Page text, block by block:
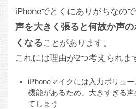
iPhoneでとくにありがちなの
声を大きく張ると何故か声
くなることがあります。
これには理由が2つ考えられま
iPhoneマイクには入力ボリュ
機能があるため、大きすぎる
てしまう